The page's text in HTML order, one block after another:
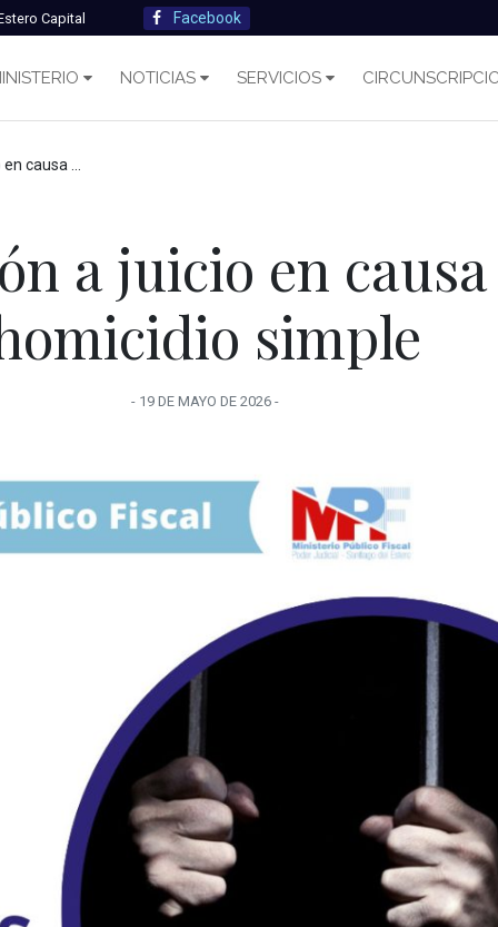
Capital Facebook
NOTICIAS SERVICIOS
simple
a juicio en
simple
- 19 DE MAYO DE2026 -